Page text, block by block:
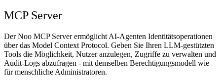
MCP Server
Der Noo MCP Server ermöglicht AI-Agenten Identitätsoperationen
über das Model Context Protocol. Geben Sie Ihren LLM-gestützten
Tools die Möglichkeit, Nutzer anzulegen, Zugriffe zu verwalten und
Audit-Logs abzufragen - mit demselben Berechtigungsmodell wie
für menschliche Administratoren.